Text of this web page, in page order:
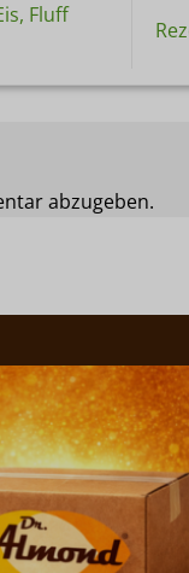
Fluff
abzugeben.